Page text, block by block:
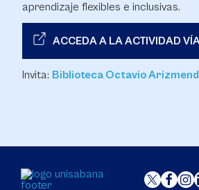
aprendizaje flexibles e inclusivas.​​
ACCEDA A LA ACTIVIDAD
Invita: Biblioteca Octavio